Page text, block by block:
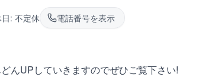
: 不定休 電話番号を表示
んUPしていきますのでぜひご覧下さい!